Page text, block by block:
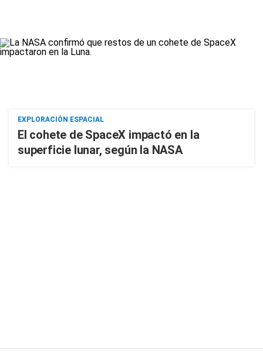
EXPLORACIÓN ESPACIAL
El cohete de SpaceX impactó en la
superficie lunar, según la NASA